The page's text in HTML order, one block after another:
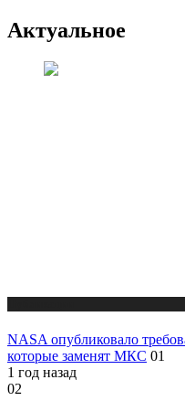
Актуальное
NASA опубликовало
которые заменят МКС 01
1 год назад
02